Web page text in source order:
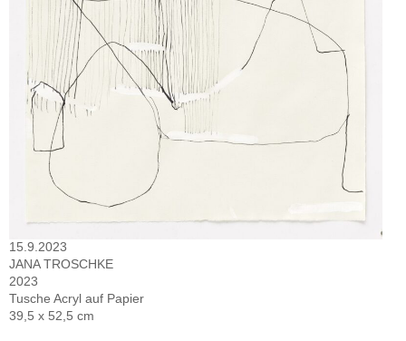
15.9.2023
JANA TROSCHKE
2023
Tusche Acryl auf Papier
39,5 x 52,5 cm